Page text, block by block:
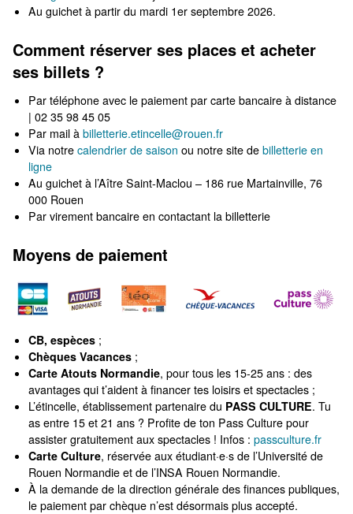
Au guichet à partir du mardi 1er septembre 2026.
Comment réserver ses places et acheter
ses billets ?
Par téléphone avec le paiement par carte bancaire à distance
| 02 35 98 45 05
Par mail à billetterie.etincelle@rouen.fr
Via notre calendrier de saison ou notre site de billetterie en
ligne
Au guichet à l’Aître Saint-Maclou – 186 rue Martainville, 76
000 Rouen
Par virement bancaire en contactant la billetterie
Moyens de paiement
CB, espèces ;
Chèques Vacances ;
Carte Atouts Normandie, pour tous les 15-25 ans : des
avantages qui t’aident à financer tes loisirs et spectacles ;
L’étincelle, établissement partenaire du PASS CULTURE. Tu
as entre 15 et 21 ans ? Profite de ton Pass Culture pour
assister gratuitement aux spectacles ! Infos : passculture.fr
Carte Culture, réservée aux étudiant·e·s de l’Université de
Rouen Normandie et de l’INSA Rouen Normandie.
À la demande de la direction générale des finances publiques,
le paiement par chèque n’est désormais plus accepté.